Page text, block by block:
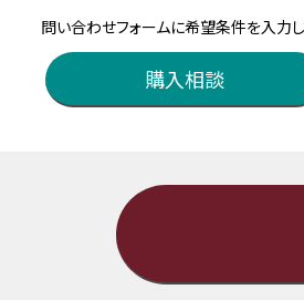
問い合わせフォームに希望条件を入力
購入相談